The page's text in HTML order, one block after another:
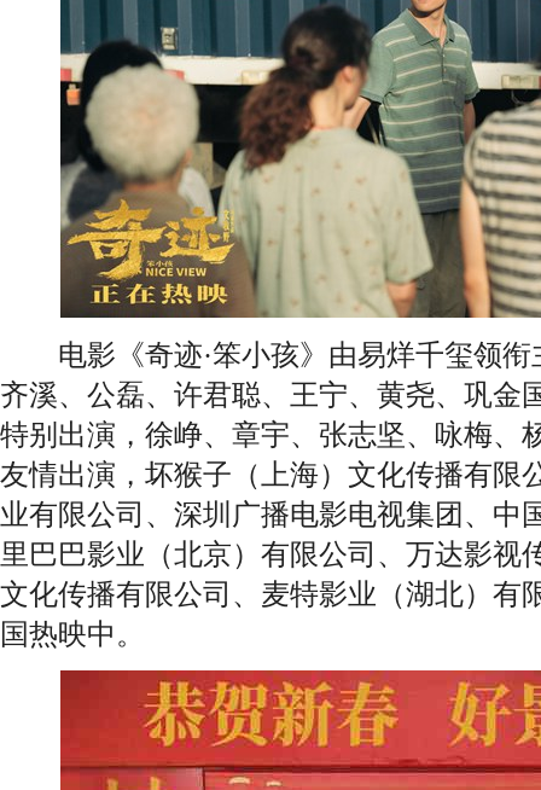
电影《奇迹·笨小孩》由易烊千玺领衔
齐溪、公磊、许君聪、王宁、黄尧、巩金
特别出演，徐峥、章宇、张志坚、咏梅、
友情出演，坏猴子（上海）文化传播有限
业有限公司、深圳广播电影电视集团、中
里巴巴影业（北京）有限公司、万达影视
文化传播有限公司、麦特影业（湖北）有
国热映中。